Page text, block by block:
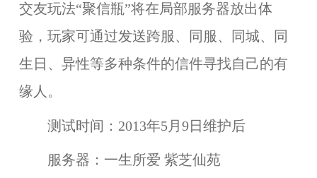
交友玩法“聚信瓶”将在局部服务器放出体
验，玩家可通过发送跨服、同服、同城、同
生日、异性等多种条件的信件寻找自己的有
缘人。
测试时间： 2013年5月9日维护后
服务器： 一生所爱 紫芝仙苑